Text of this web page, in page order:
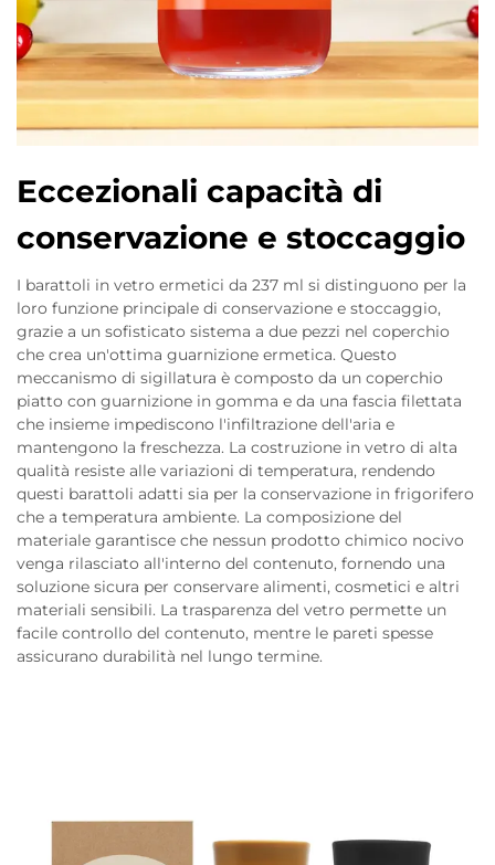
Eccezionali capacità di
conservazione e stoccaggio
I barattoli in vetro ermetici da 237 ml si distinguono per la
loro funzione principale di conservazione e stoccaggio,
grazie a un sofisticato sistema a due pezzi nel coperchio
che crea un'ottima guarnizione ermetica. Questo
meccanismo di sigillatura è composto da un coperchio
piatto con guarnizione in gomma e da una fascia filettata
che insieme impediscono l'infiltrazione dell'aria e
mantengono la freschezza. La costruzione in vetro di alta
qualità resiste alle variazioni di temperatura, rendendo
questi barattoli adatti sia per la conservazione in frigorifero
che a temperatura ambiente. La composizione del
materiale garantisce che nessun prodotto chimico nocivo
venga rilasciato all'interno del contenuto, fornendo una
soluzione sicura per conservare alimenti, cosmetici e altri
materiali sensibili. La trasparenza del vetro permette un
facile controllo del contenuto, mentre le pareti spesse
assicurano durabilità nel lungo termine.